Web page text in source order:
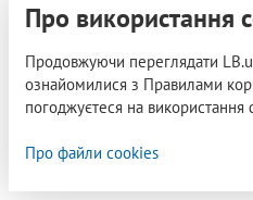
лідерів ЄС та
Європарламентом, –
Президент України
відвідає Брюссель з
ЄС до надання більшої
Про використання
Продовжуючи переглядати
ознайомилися з Правилами
погоджуєтеся на використання
Про файли cookies